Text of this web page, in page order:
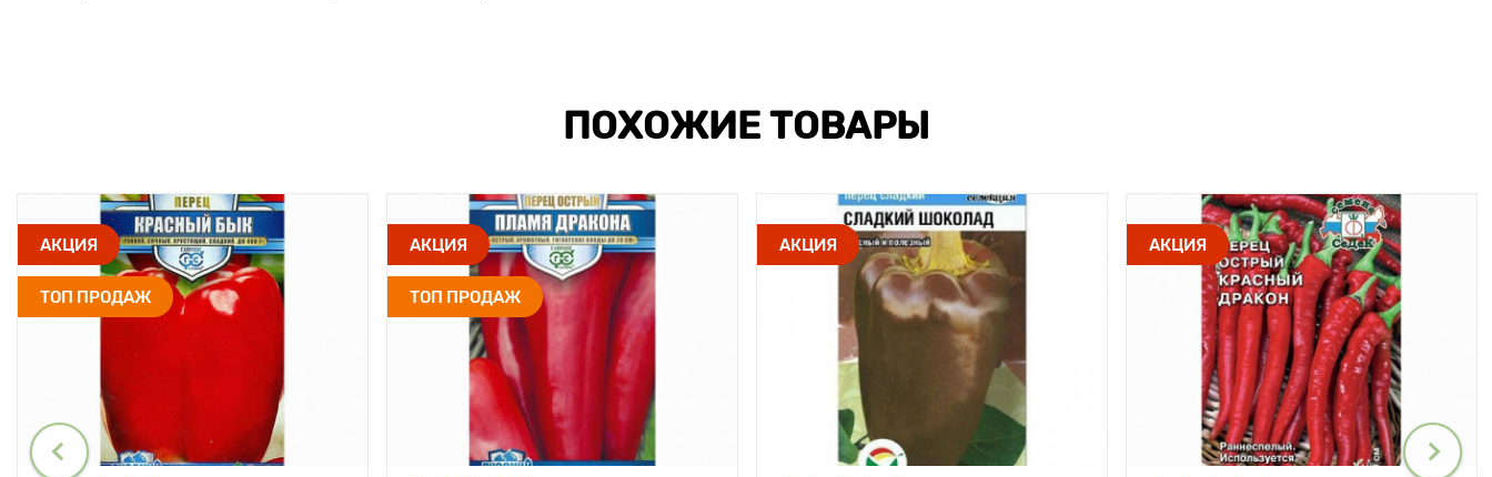
ПОХОЖИЕ ТОВАРЫ
АКЦИЯ
ТОП ПРОДАЖ
АКЦИЯ
ТОП ПРОДАЖ
АКЦИЯ АКЦИЯ